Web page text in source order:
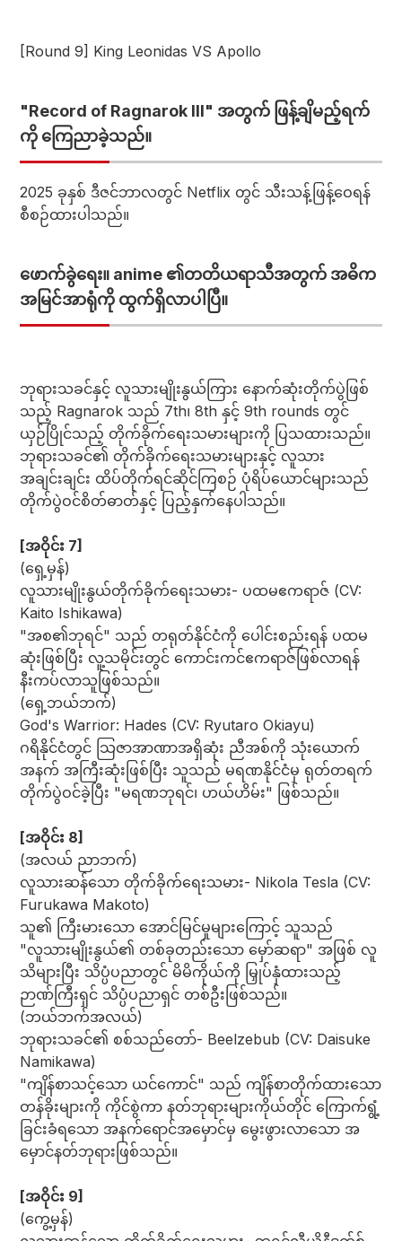
[Round 9] King Leonidas VS Apollo
"Record of Ragnarok III" အတွက် ဖြန့်ချိမည့်ရက်
ကို ကြေညာခဲ့သည်။
2025 ခုနှစ် ဒီဇင်ဘာလတွင် Netflix တွင် သီးသန့်ဖြန့်ဝေရန်
စီစဉ်ထားပါသည်။
ဖောက်ခွဲရေး။ anime ၏တတိယရာသီအတွက် အဓိက
အမြင်အာရုံကို ထွက်ရှိလာပါပြီ။
ဘုရားသခင်နှင့် လူသားမျိုးနွယ်ကြား နောက်ဆုံးတိုက်ပွဲဖြစ်
သည့် Ragnarok သည် 7th၊ 8th နှင့် 9th rounds တွင်
ယှဉ်ပြိုင်သည့် တိုက်ခိုက်ရေးသမားများကို ပြသထားသည်။
ဘုရားသခင်၏ တိုက်ခိုက်ရေးသမားများနှင့် လူသား
အချင်းချင်း ထိပ်တိုက်ရင်ဆိုင်ကြစဉ် ပုံရိပ်ယောင်များသည်
တိုက်ပွဲဝင်စိတ်ဓာတ်နှင့် ပြည့်နှက်နေပါသည်။
[အဝိုင်း 7]
(ရှေ့မှန်)
လူသားမျိုးနွယ်တိုက်ခိုက်ရေးသမား- ပထမဧကရာဇ် (CV:
Kaito Ishikawa)
"အစ၏ဘုရင်" သည် တရုတ်နိုင်ငံကို ပေါင်းစည်းရန် ပထမ
ဆုံးဖြစ်ပြီး လူ့သမိုင်းတွင် ကောင်းကင်ဧကရာဇ်ဖြစ်လာရန်
နီးကပ်လာသူဖြစ်သည်။
(ရှေ့ဘယ်ဘက်)
God's Warrior: Hades (CV: Ryutaro Okiayu)
ဂရိနိုင်ငံတွင် သြဇာအာဏာအရှိဆုံး ညီအစ်ကို သုံးယောက်
အနက် အကြီးဆုံးဖြစ်ပြီး သူသည် မရဏနိုင်ငံမှ ရုတ်တရက်
တိုက်ပွဲဝင်ခဲ့ပြီး "မရဏဘုရင်၊ ဟယ်ဟိမ်း" ဖြစ်သည်။
[အဝိုင်း 8]
(အလယ် ညာဘက်)
လူသားဆန်သော တိုက်ခိုက်ရေးသမား- Nikola Tesla (CV:
Furukawa Makoto)
သူ၏ ကြီးမားသော အောင်မြင်မှုများကြောင့် သူသည်
"လူသားမျိုးနွယ်၏ တစ်ခုတည်းသော မှော်ဆရာ" အဖြစ် လူ
သိများပြီး သိပ္ပံပညာတွင် မိမိကိုယ်ကို မြှုပ်နှံထားသည့်
ဉာဏ်ကြီးရှင် သိပ္ပံပညာရှင် တစ်ဦးဖြစ်သည်။
(ဘယ်ဘက်အလယ်)
ဘုရားသခင်၏ စစ်သည်တော်- Beelzebub (CV: Daisuke
Namikawa)
"ကျိန်စာသင့်သော ယင်ကောင်" သည် ကျိန်စာတိုက်ထားသော
တန်ခိုးများကို ကိုင်စွဲကာ နတ်ဘုရားများကိုယ်တိုင် ကြောက်ရွံ့
ခြင်းခံရသော အနက်ရောင်အမှောင်မှ မွေးဖွားလာသော အ
မှောင်နတ်ဘုရားဖြစ်သည်။
[အဝိုင်း 9]
(ကွေ့မှန်)